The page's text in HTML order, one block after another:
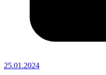
25.01.2024